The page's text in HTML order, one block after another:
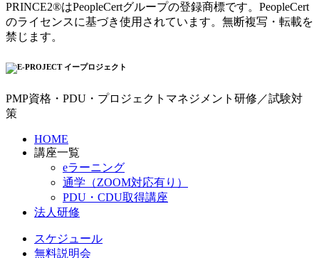
PRINCE2®はPeopleCertグループの登録商標です。PeopleCert
のライセンスに基づき使用されています。無断複写・転載を
禁じます。
PMP資格・PDU・プロジェクトマネジメント研修／試験対
策
HOME
講座一覧
eラーニング
通学（ZOOM対応有り）
PDU・CDU取得講座
法人研修
スケジュール
無料説明会